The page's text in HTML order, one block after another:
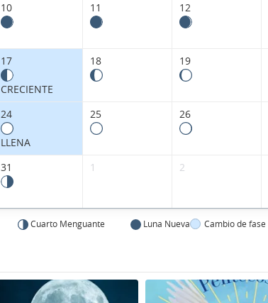
España.
10 11 12
17
CRECIENTE
18 19
24
LLENA
25 26
31 1 2
Cuarto Menguante Luna Nueva Cambio de fase